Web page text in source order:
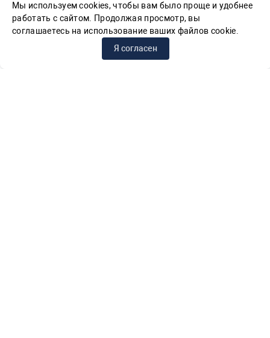
© СПб ГБУК ГСЦБС, 2012-2026 гг.
Мы используем cookies, чтобы вам было проще и удобнее
работать с сайтом. Продолжая просмотр, вы
соглашаетесь на использование ваших файлов cookie.
Я согласен